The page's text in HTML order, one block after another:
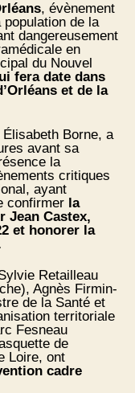
, évènement
de la
dangereusement
en
du Nouvel
fera date dans
et de la
Borne, a
avant sa
la
critiques
ayant
confirmer la
Jean Castex,
et honorer la
Retailleau
Agnès Firmin-
de la Santé et
territoriale
Fesneau
de
Loire, ont
cadre